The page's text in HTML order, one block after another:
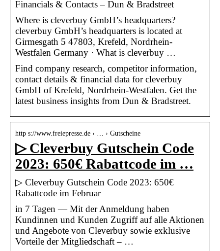
Financials & Contacts – Dun & Bradstreet
Where is cleverbuy GmbH’s headquarters?
cleverbuy GmbH’s headquarters is located at
Girmesgath 5 47803, Krefeld, Nordrhein-
Westfalen Germany · What is cleverbuy …
Find company research, competitor information,
contact details & financial data for cleverbuy
GmbH of Krefeld, Nordrhein-Westfalen. Get the
latest business insights from Dun & Bradstreet.
http s://www.freiepresse.de › … › Gutscheine
▷ Cleverbuy Gutschein Code
2023: 650€ Rabattcode im …
▷ Cleverbuy Gutschein Code 2023: 650€
Rabattcode im Februar
in 7 Tagen — Mit der Anmeldung haben
Kundinnen und Kunden Zugriff auf alle Aktionen
und Angebote von Cleverbuy sowie exklusive
Vorteile der Mitgliedschaft – …